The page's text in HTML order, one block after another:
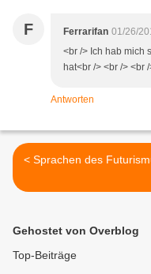
F Ferrarifan 01/26/
<br /> Ich hab mich
hat<br /> <br /> <br
Antworten
< Sprachen des
Gehostet von Overblog
Top-Beiträge